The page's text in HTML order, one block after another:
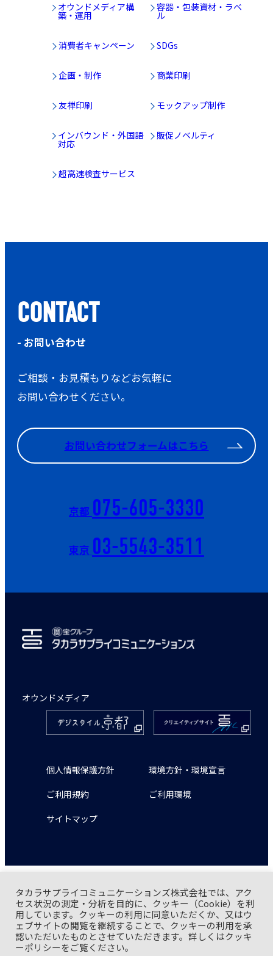
オウンドメディア構
築・運用
容器・包装資材・ラベ
ル
消費者キャンペーン SDGs
企画・制作 商業印刷
友禅印刷 モックアップ制作
インバウンド・外国語
対応
販促ノベルティ
超高速検査サービス
CONTACT
- お問い合わせ
ご相談・お見積もりなどお気軽に
お問い合わせください。
お問い合わせフォームはこちら
京都 075-605-3330
東京 03-5543-3511
オウンドメディア
個人情報保護方針
環境方針・環境宣言
ご利用規約
ご利用環境
サイトマップ
タカラサプライコミュニケーションズ株式会社は一般財団
法人日本情報経済社会推進協会(JIPDEC) より「 プライバシ
ーマーク 」 の認証を取得しています。
タカラサプライコミュニケーションズ株式会社では、アク
セス状況の測定・分析を目的に、クッキー（Cookie）を利
用しています。クッキーの利用に同意いただくか、又はウ
ェブサイトの閲覧を継続することで、クッキーの利用を承
認いただいたものとさせていただきます。詳しくはクッキ
ーポリシーをご覧ください。